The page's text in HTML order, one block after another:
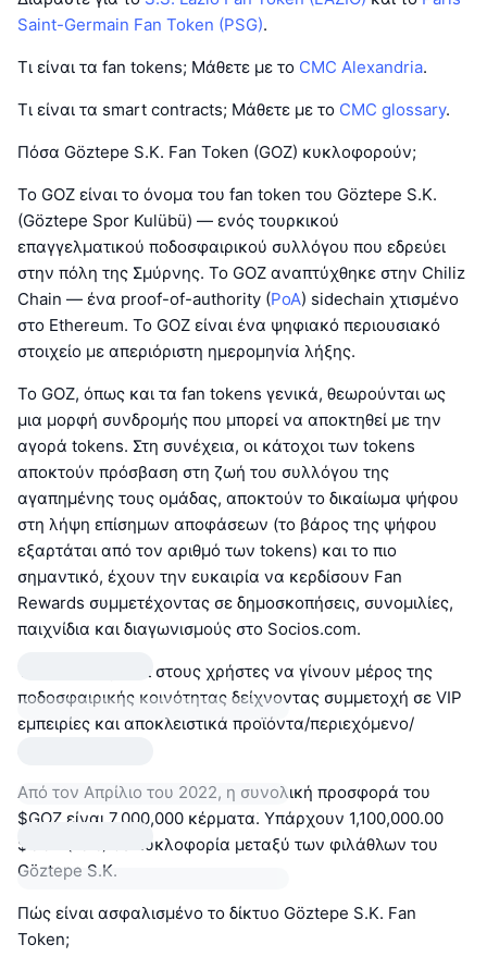
Saint-Germain Fan Token (PSG).
Τι είναι τα fan tokens; Μάθετε με το CMC Alexandria.
Τι είναι τα smart contracts; Μάθετε με το CMC glossary.
Πόσα Göztepe S.K. Fan Token (GOZ) κυκλοφορούν;
Το GOZ είναι το όνομα του fan token του Göztepe S.K.
(Göztepe Spor Kulübü) — ενός τουρκικού
επαγγελματικού ποδοσφαιρικού συλλόγου που εδρεύει
στην πόλη της Σμύρνης. Το GOZ αναπτύχθηκε στην Chiliz
Chain — ένα proof-of-authority (PoA) sidechain χτισμένο
στο Ethereum. Το GOZ είναι ένα ψηφιακό περιουσιακό
στοιχείο με απεριόριστη ημερομηνία λήξης.
Το GOZ, όπως και τα fan tokens γενικά, θεωρούνται ως
μια μορφή συνδρομής που μπορεί να αποκτηθεί με την
αγορά tokens. Στη συνέχεια, οι κάτοχοι των tokens
αποκτούν πρόσβαση στη ζωή του συλλόγου της
αγαπημένης τους ομάδας, αποκτούν το δικαίωμα ψήφου
στη λήψη επίσημων αποφάσεων (το βάρος της ψήφου
εξαρτάται από τον αριθμό των tokens) και το πιο
σημαντικό, έχουν την ευκαιρία να κερδίσουν Fan
Rewards συμμετέχοντας σε δημοσκοπήσεις, συνομιλίες,
παιχνίδια και διαγωνισμούς στο Socios.com.
Το GOZ επιτρέπει στους χρήστες να γίνουν μέρος της
ποδοσφαιρικής κοινότητας δείχνοντας συμμετοχή σε VIP
εμπειρίες και αποκλειστικά προϊόντα/περιεχόμενο/
Από τον Απρίλιο του 2022, η συνολική προσφορά του
$GOZ είναι 7,000,000 κέρματα. Υπάρχουν 1,100,000.00
$GOZ (16%) σε κυκλοφορία μεταξύ των φιλάθλων του
Göztepe S.K.
Πώς είναι ασφαλισμένο το δίκτυο Göztepe S.K. Fan
Token;